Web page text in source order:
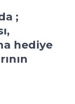
;
hediye